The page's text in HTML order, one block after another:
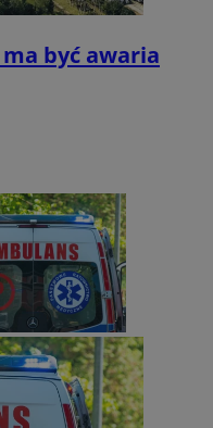
być awaria